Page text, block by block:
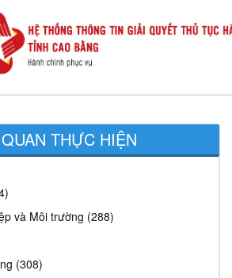
THỰC HIỆN
và Môi trường (288)
(308)